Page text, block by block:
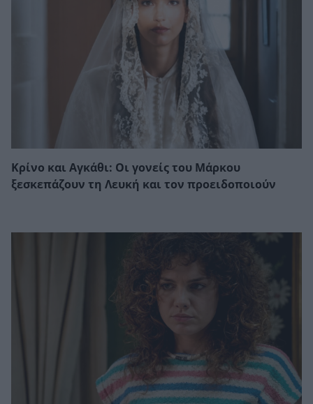
Κρίνο και Αγκάθι: Οι γονείς του Μάρκου
ξεσκεπάζουν τη Λευκή και τον προειδοποιούν